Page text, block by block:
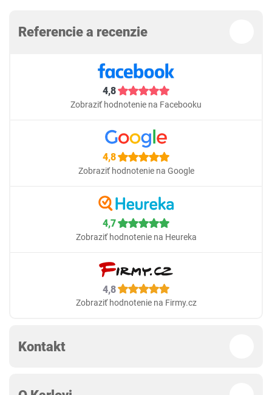
Referencie a recenzie
4,8
Zobraziť hodnotenie na Facebooku
4,8
Zobraziť hodnotenie na Google
4,7
Zobraziť hodnotenie na Heureka
4,8
Zobraziť hodnotenie na Firmy.cz
Kontakt